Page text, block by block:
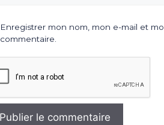
Enregistrer mon nom, mon e-mail et
commentaire.